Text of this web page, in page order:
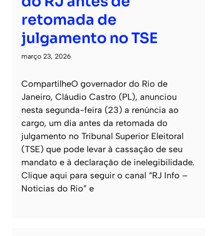
retomada de
julgamento no TSE
março 23, 2026
CompartilheO governador do Rio de
Janeiro, Cláudio Castro (PL), anunciou
nesta segunda-feira (23) a renúncia ao
cargo, um dia antes da retomada do
julgamento no Tribunal Superior Eleitoral
(TSE) que pode levar à cassação de seu
mandato e à declaração de inelegibilidade.
Clique aqui para seguir o canal “RJ Info –
Noticias do Rio” e